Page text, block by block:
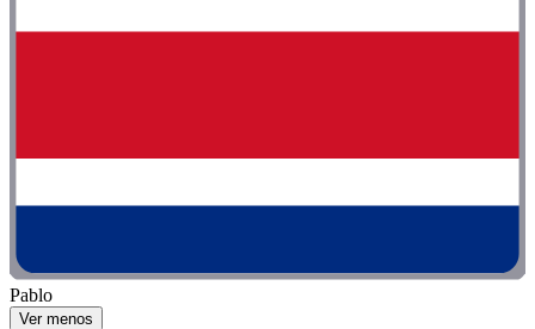
Pablo
Ver menos